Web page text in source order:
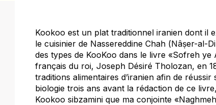
Kookoo est un plat traditionnel iranien dont il
le cuisinier de Nassereddine Chah (Nâṣer-al-
des types de KooKoo dans le livre «Sofreh
français du roi, Joseph Désiré Tholozan, en
traditions alimentaires d’iranien afin de
biologie trois ans avant la rédaction de ce
Kookoo sibzamini que ma conjointe